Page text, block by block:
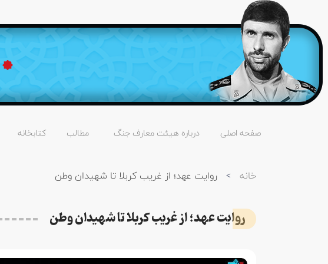
صفحه اصلی درباره هیئت معارف جنگ مطالب کتابخانه
خانه > روایت عهد؛ از غریب کربلا تا شهیدان وطن
روایت عهد؛ از غریب کربلا تا شهیدان وطن